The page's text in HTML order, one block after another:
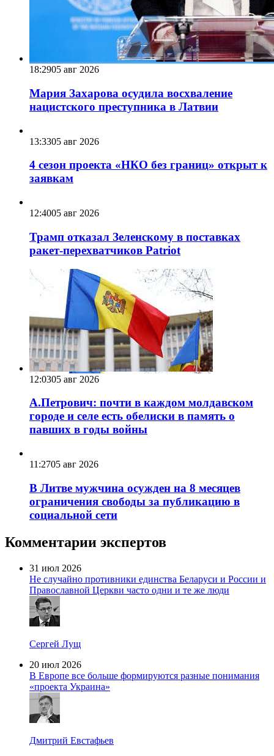
18:2905 авг 2026
Мария Захарова осудила восхваление
нацистского преступника в Латвии
13:3305 авг 2026
4 сезон проекта «НКО без границ» открыт к
заявкам
12:4005 авг 2026
Трамп отказал Зеленскому в поставках
ракет-перехватчиков Patriot
12:0305 авг 2026
А.Петрович: почти в каждом молдавском
городе и селе есть обелиски в память о
павших в годы войны
11:2705 авг 2026
В Литве мужчина осужден на 8 месяцев
ограничения свободы за публикацию в
социальной сети
Комментарии экспертов
31 июл 2026
Не случайно противники единства Беларуси и России и
Православной Церкви часто одни и те же люди
Сергей Лущ
20 июл 2026
В Европе все больше формируются разные понимания
«проекта Украина»
Дмитрий Евстафьев